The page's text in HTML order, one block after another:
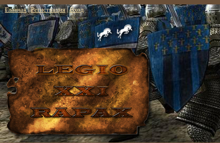
Главная|Регистрация|Вход